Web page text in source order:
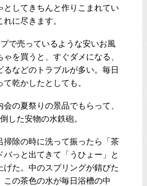
としてきちんと作りこまれてい
に尽きます。
で売っているような安いお風
ゃを買うと、すぐダメになる、
るなどのトラブルが多い。毎日
て乾かしたとしても。
の夏祭りの景品でもらって、
した安物の水鉄砲。
掃除の時に洗って振ったら「茶
バっと出てきて「うひょー」と
げた。中のスプリングが錆びた
この茶色の水が毎日浴槽の中